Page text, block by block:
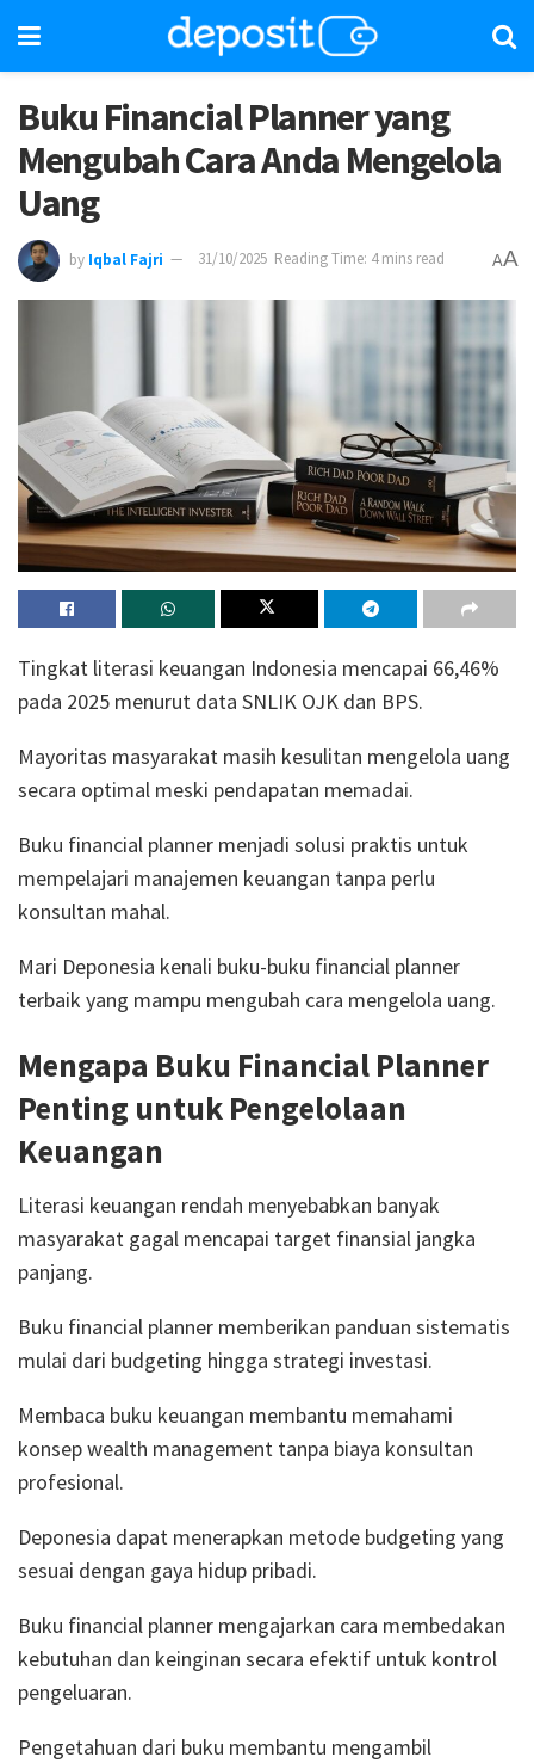
Buku Financial Planner yang
Mengubah Cara Anda Mengelola
Uang
by Iqbal Fajri 31/10/2025 Reading Time: 4 mins read AA
Tingkat literasi keuangan Indonesia mencapai 66,46%
pada 2025 menurut data SNLIK OJK dan BPS.
Mayoritas masyarakat masih kesulitan mengelola uang
secara optimal meski pendapatan memadai.
Buku financial planner menjadi solusi praktis untuk
mempelajari manajemen keuangan tanpa perlu
konsultan mahal.
Mari Deponesia kenali buku-buku financial planner
terbaik yang mampu mengubah cara mengelola uang.
Mengapa Buku Financial Planner
Penting untuk Pengelolaan
Keuangan
Literasi keuangan rendah menyebabkan banyak
masyarakat gagal mencapai target finansial jangka
panjang.
Buku financial planner memberikan panduan sistematis
mulai dari budgeting hingga strategi investasi.
Membaca buku keuangan membantu memahami
konsep wealth management tanpa biaya konsultan
profesional.
Deponesia dapat menerapkan metode budgeting yang
sesuai dengan gaya hidup pribadi.
Buku financial planner mengajarkan cara membedakan
kebutuhan dan keinginan secara efektif untuk kontrol
pengeluaran.
Pengetahuan dari buku membantu mengambil